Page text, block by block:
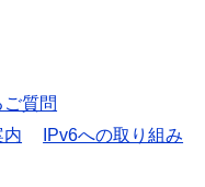
質問
内
IPv6への取り組み